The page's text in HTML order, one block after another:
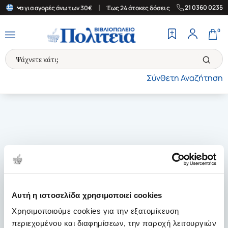
Αυτή η ιστοσελίδα χρησιμοποιεί cookies
Χρησιμοποιούμε cookies για την εξατομίκευση
περιεχομένου και διαφημίσεων, την παροχή λειτουργιών
για αγορές άνω των 30€ Έως 24 άτοκες δόσεις | Δωρεάν
21 0360 0235
Σύνθετη Αναζήτηση
0